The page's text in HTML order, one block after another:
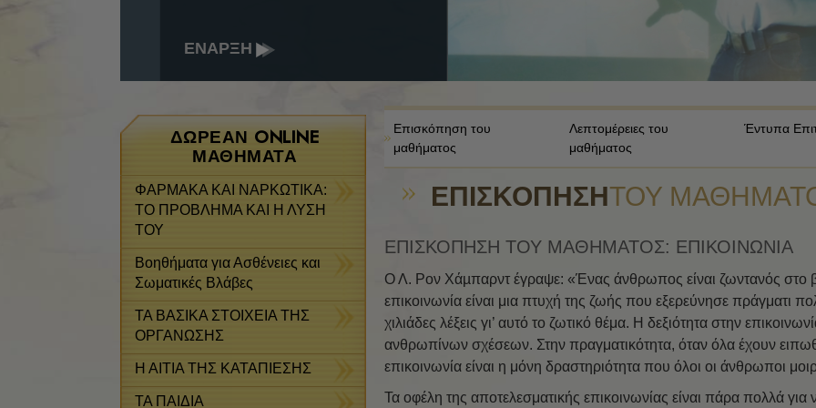
Τα Συστατικά της Κατανόησης
Τα Δυναμικά της Ύπαρξης
Η Τονική Κλίμακα των
Ηθική και Καταστάσεις Ηθικής
Βασικές Αρχές Δημοσίων
Σχέσεων
Ακεραιότητα και Τιμιότητα
Διεξαγωγή Ερευνών
Ο Γάμος
Λύσεις για ένα Επικίνδυνο
Περιβάλλον
ΕΝΑΡΞΗ
Επισκόπηση του
μαθήματος
Λεπτομέρειες του
μαθήματος
Έντυπα
ΕΠΙΣΚΌΠΗΣΗΤΟΥ
ΕΠΙΣΚΟΠΗΣΗ ΤΟΥ ΜΑΘΗΜΑΤΟΣ: ΕΠΙΚΟΙΝΩΝΙΑ
Ο Λ. Ρον Χάµπαρντ έγραψε: «Ένας άνθρωπος είναι ζωντανός στο
επικοινωνία είναι μια πτυχή της ζωής που εξερεύνησε πράγματι
χιλιάδες λέξεις γι’ αυτό το ζωτικό θέμα. Η δεξιότητα στην
ανθρωπίνων σχέσεων. Στην πραγματικότητα, όταν όλα έχουν
επικοινωνία είναι η μόνη δραστηριότητα που όλοι οι άνθρωποι
Τα οφέλη της αποτελεσματικής επικοινωνίας είναι πάρα πολλά
ΔΩΡΕΆΝ ONLINE
ΜΑΘΉΜΑΤΑ
ΦΑΡΜΑΚΑ ΚΑΙ ΝΑΡΚΩΤΙΚΑ:
ΤΟ ΠΡΟΒΛΗΜΑ ΚΑΙ Η ΛΥΣΗ
ΤΟΥ
Βοηθήματα για Ασθένειες και
Σωματικές Βλάβες
ΤΑ ΒΑΣΙΚΑ ΣΤΟΙΧΕΙΑ ΤΗΣ
ΟΡΓΑΝΩΣΗΣ
Η ΑΙΤΙΑ ΤΗΣ ΚΑΤΑΠΙΕΣΗΣ
ΤΑ ΠΑΙΔΙΑ